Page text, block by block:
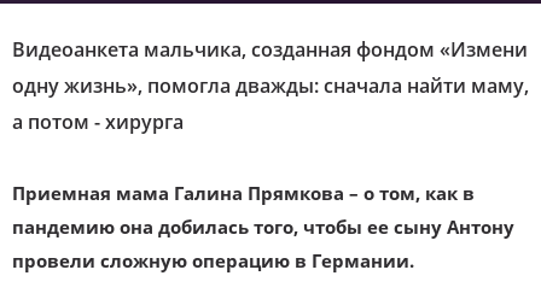
Видеоанкета мальчика, созданная фондом «Измени
одну жизнь», помогла дважды: сначала найти маму,
а потом - хирурга
Приемная мама Галина Прямкова – о том, как в
пандемию она добилась того, чтобы ее сыну Антону
провели сложную операцию в Германии.